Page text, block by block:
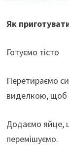
Як
Готуємо тісто
Перетираємо
виделкою, щоб
Додаємо яйце,
перемішуємо.